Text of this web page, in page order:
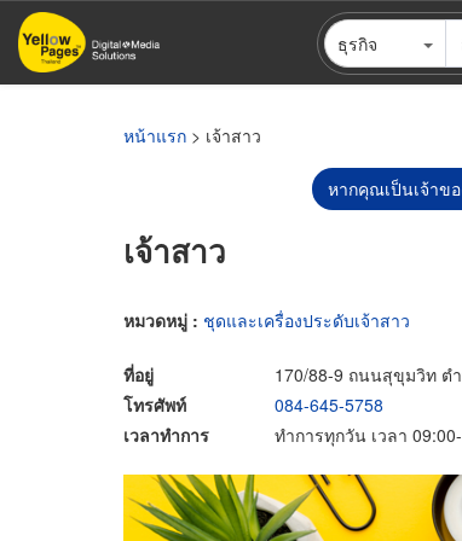
ข้าม
ไป
ธุรกิจ
หน้าแรก > เจ้าสาว
หากคุณเป็นเจ้าข
เจ้าสาว
หมวดหมู่ : ชุดและเครื่องประดับเจ้าสาว
ที่อยู่
170/88-9 ถนนสุขุมวิท ต
โทรศัพท์
084-645-5758
เวลาทำการ
ทำการทุกวัน เวลา